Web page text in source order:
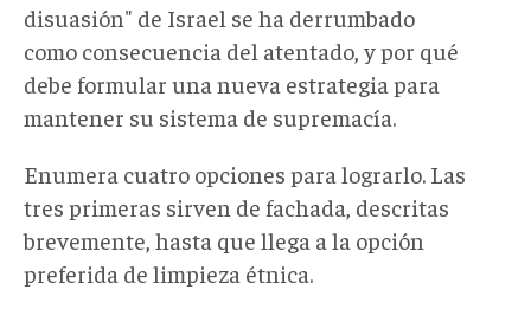
disuasión" de Israel se ha derrumbado
como consecuencia del atentado, y por qué
debe formular una nueva estrategia para
mantener su sistema de supremacía.
Enumera cuatro opciones para lograrlo. Las
tres primeras sirven de fachada, descritas
brevemente, hasta que llega a la opción
preferida de limpieza étnica.